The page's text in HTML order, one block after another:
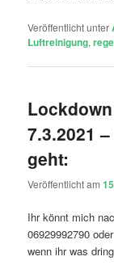
Veröffentlicht unter
Luftreinigung,
7.3.2021
geht:
Veröffentlicht am
Ihr könnt mich
06929992790
wenn ihr was